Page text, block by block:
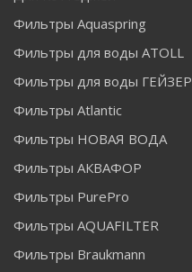
Фильтры Aquaspring
Фильтры для воды ATOLL
Фильтры для воды ГЕЙЗЕР
Фильтры Atlantic
Фильтры НОВАЯ ВОДА
Фильтры АКВАФОР
Фильтры PurePro
Фильтры AQUAFILTER
Фильтры Braukmann